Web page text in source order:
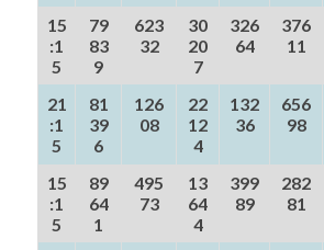
15
:1
5
79
83
9
623
32
30
20
7
326
64
376
11
21
:1
5
81
39
6
126
08
22
12
4
132
36
656
98
15
:1
5
89
64
1
495
73
13
64
4
399
89
282
81